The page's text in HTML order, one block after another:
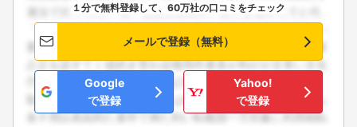
１分で無料登録して、60万社の口コミをチェック
メールで登録（無料）
Google
で登録
Yahoo!
で登録